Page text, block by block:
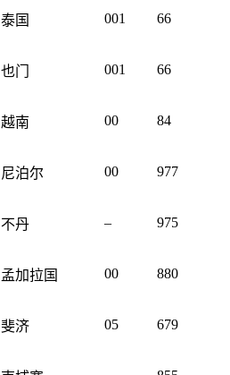
泰国 001 66
也门 001 66
越南 00 84
尼泊尔 00 977
不丹 – 975
孟加拉国 00 880
斐济 05 679